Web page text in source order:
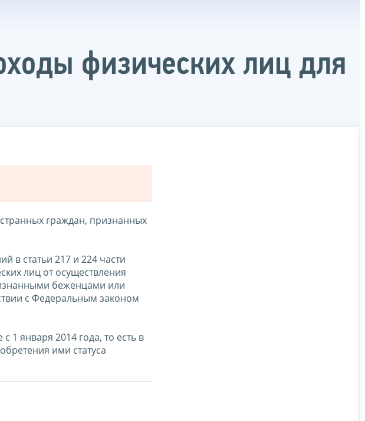
физических лиц для
граждан, признанных
в статьи 217 и 224 части
лиц от осуществления
беженцами или
с Федеральным законом
1 января 2014 года, то есть в
ими статуса